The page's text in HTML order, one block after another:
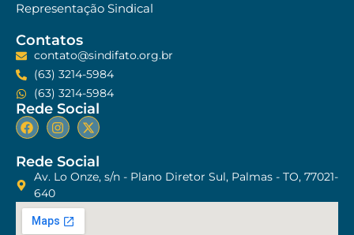
Representação Sindical
Contatos
contato@sindifato.org.br
(63) 3214-5984
(63) 3214-5984
Rede Social
Rede Social
Av. Lo Onze, s/n - Plano Diretor Sul, Palmas - TO, 77021-
640